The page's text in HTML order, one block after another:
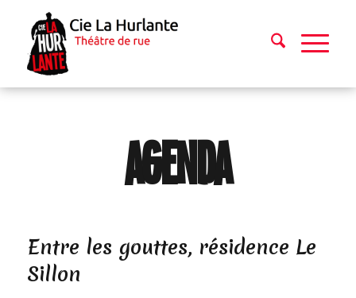
AGENDA
Entre les gouttes, résidence Le
Sillon